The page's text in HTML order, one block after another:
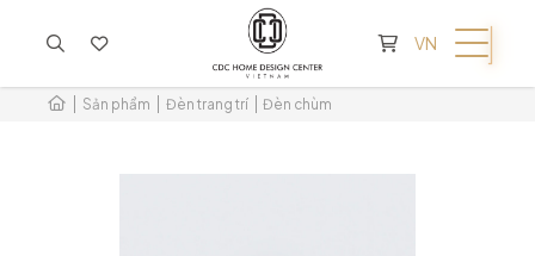
KHÔNG CÓ SẢN PHẨM TRONG GIỎ HÀNG
VN
Sản phẩm Đèn trang trí Đèn chùm